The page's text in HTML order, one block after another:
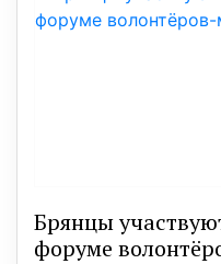
Брянцы
форуме